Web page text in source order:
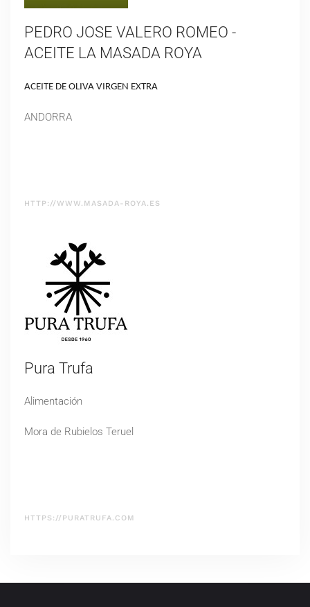
PEDRO JOSE VALERO ROMEO -
ACEITE LA MASADA ROYA
ACEITE DE OLIVA VIRGEN EXTRA
ANDORRA
HTTP://WWW.MASADA-ROYA.ES
Pura Trufa
Alimentación
Mora de Rubielos Teruel
HTTPS://PURATRUFA.COM